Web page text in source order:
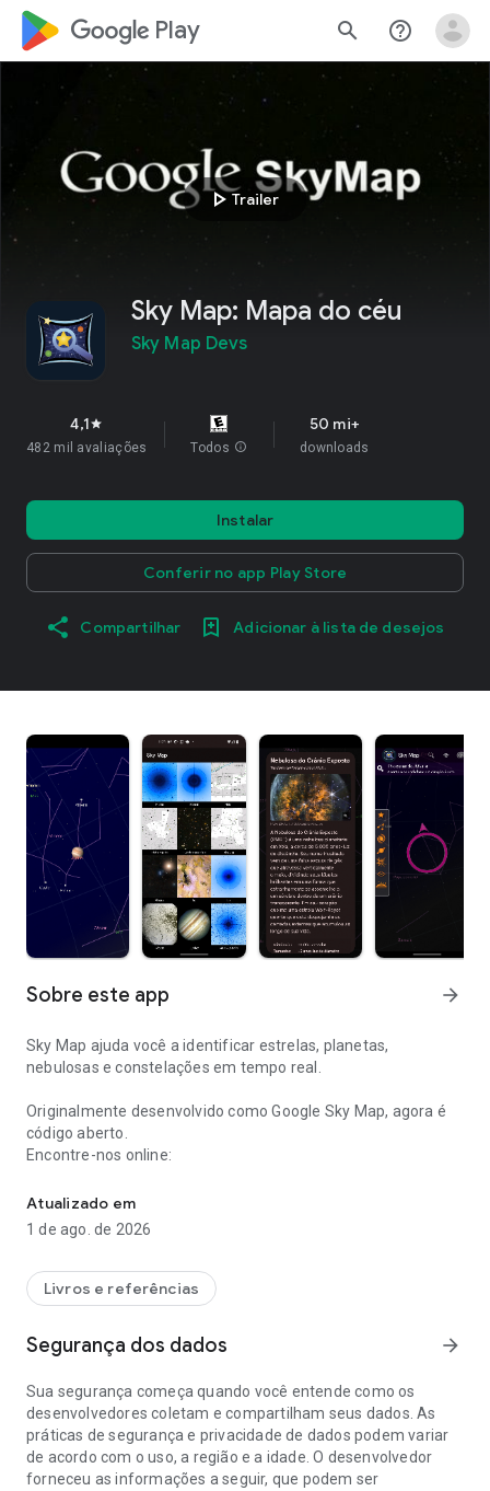
google_logo Play search help_outline
play_arrowTrailer
Sky Map: Mapa do céu
Sky Map Devs
4,1star
482 mil avaliações Todos info
50 mi+
downloads
Instalar
Conferir no app Play Store
Compartilhar Adicionar à lista de desejos
Sobre este app arrow_forward
Sky Map ajuda você a identificar estrelas, planetas,
nebulosas e constelações em tempo real.
Originalmente desenvolvido como Google Sky Map, agora é
código aberto.
Encontre-nos online:
⭐Site Oficial:stardroid.app
⭐
Código Aberto:
Junte-se à Comunidade:
• X @skymapdevs
Atualizado em
1 de ago. de 2026
Livros e referências
Segurança dos dados arrow_forward
Sua segurança começa quando você entende como os
desenvolvedores coletam e compartilham seus dados. As
práticas de segurança e privacidade de dados podem variar
de acordo com o uso, a região e a idade. O desenvolvedor
forneceu as informações a seguir, que podem ser